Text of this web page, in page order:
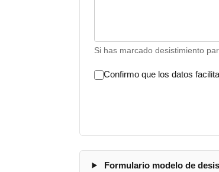
Si has marcado desistimiento
Confirmo que los datos
Formulario modelo de